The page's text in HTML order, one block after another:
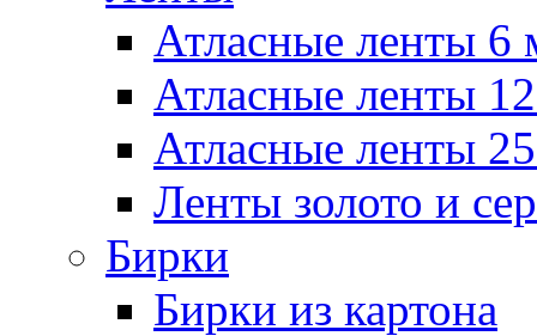
Атласные ленты 6
Атласные ленты
Атласные ленты
Ленты золото и
Бирки
Бирки из картона